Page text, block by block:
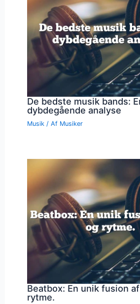
De bedste musik bands:
dybdegående analyse
Musik / Af Musiker
Beatbox: En unik fusion
rytme.